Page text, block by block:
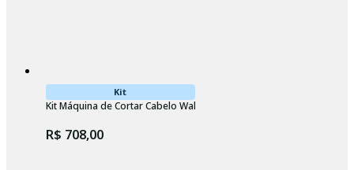
Kit
Kit Máquina de Cortar Cabelo Wahl Classic e Máq. Acabamento
R$ 708,00